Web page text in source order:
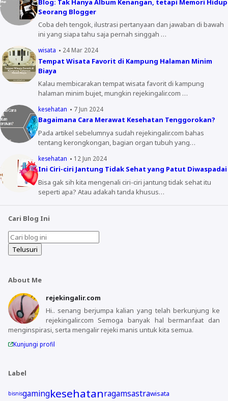
Blog: Tak Hanya Album Kenangan, tetapi Memori Hidup
Seorang Blogger
Coba deh tengok, ilustrasi pertanyaan dan jawaban di bawah
ini yang siapa tahu saja pernah singgah …
wisata 24 Mar 2024
Tempat Wisata Favorit di Kampung Halaman Minim
Biaya
Kalau membicarakan tempat wisata favorit di kampung
halaman minim bujet, mungkin rejekingalir.com …
kesehatan 7 Jun 2024
Bagaimana Cara Merawat Kesehatan Tenggorokan?
Pada artikel sebelumnya sudah rejekingalir.com bahas
tentang kerongkongan, bagian organ tubuh yang…
kesehatan 12 Jun 2024
Ini Ciri-ciri Jantung Tidak Sehat yang Patut Diwaspadai
Bisa gak sih kita mengenali ciri-ciri jantung tidak sehat itu
seperti apa? Atau adakah tanda khusus…
Cari Blog Ini
About Me
rejekingalir.com
Hi.. senang berjumpa kalian yang telah berkunjung ke
rejekingalir.com Semoga banyak hal bermanfaat dan
menginspirasi, serta mengalir rejeki manis untuk kita semua.
Kunjungi profil
Label
bisnisgamingkesehatanragamsastrawisata